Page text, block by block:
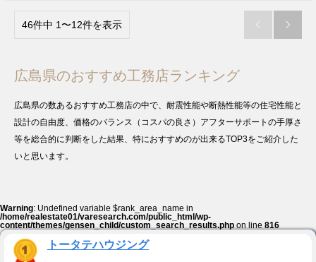
46件中 1〜12件を表示  
広島県のおすすめ工務店ランキング
広島県の数あるおすすめ工務店の中で、耐震性能や断熱性能等の住宅性能と
設計の自由度、価格のバランス（コスパの良さ）アフターサポートの手厚さ
等を総合的に判断をした結果、特におすすめのが出来るTOP3をご紹介した
いと思います。
Warning: Undefined variable $rank_area_name in
/home/realestate01/varesearch.com/public_html/wp-
content/themes/gensen_child/custom_search_results.phpon line816
トータテハウジング